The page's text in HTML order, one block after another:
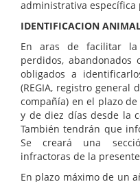
administrativa específica
IDENTIFICACION
En aras de facilitar la
perdidos, abandonados
obligados a
(REGIA, registro general
compañía) en el plazo
y de diez días desde la
También tendrán que
Se creará una
infractoras de la
En plazo máximo de un